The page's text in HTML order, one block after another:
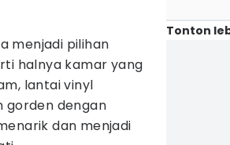
menjadi pilihan
halnya kamar yang
lantai vinyl
gorden dengan
dan menjadi
Tonton